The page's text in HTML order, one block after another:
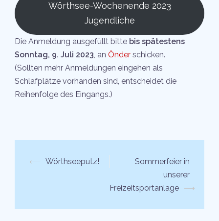
Wörthsee-Wochenende 2023
Jugendliche
Die Anmeldung ausgefüllt bitte bis spätestens
Sonntag, 9. Juli 2023, an Önder schicken.
(Sollten mehr Anmeldungen eingehen als
Schlafplätze vorhanden sind, entscheidet die
Reihenfolge des Eingangs.)
Beitrags-
⟵ Wörthseeputz!
Sommerfeier in
unserer
Freizeitsportanlage ⟶